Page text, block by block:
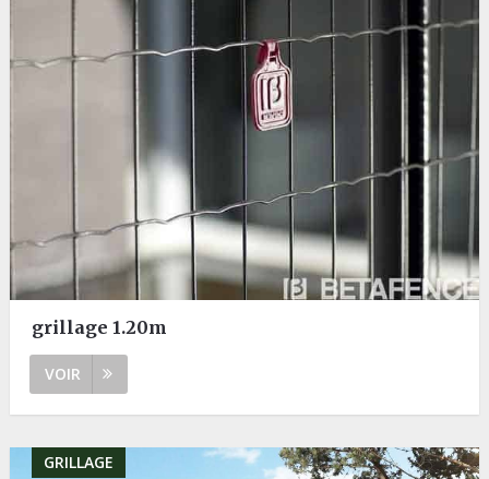
grillage 1.20m
VOIR
GRILLAGE